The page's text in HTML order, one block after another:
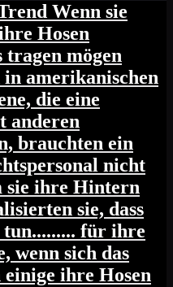
Wenn sie
Hosen
tragen mögen
amerikanischen
die eine
anderen
brauchten ein
nicht
sie ihre Hintern
sie, dass
tun......... für ihre
wenn sich das
ihre Hosen